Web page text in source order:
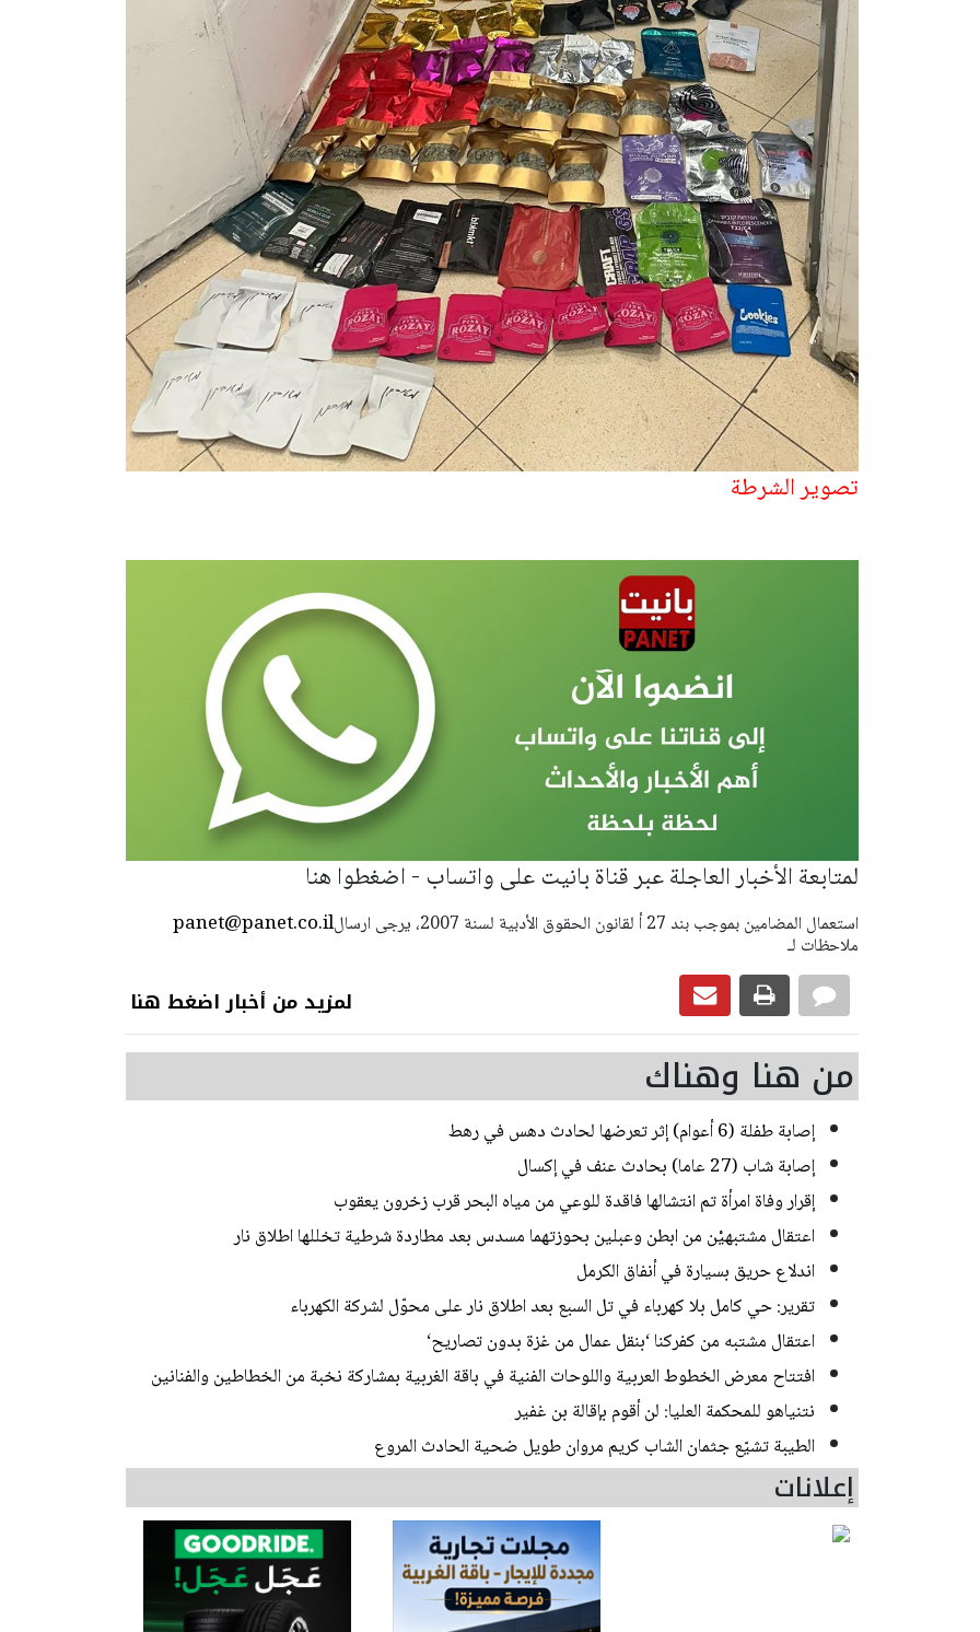
تصوير الشرطة
لمتابعة الأخبار العاجلة عبر قناة بانيت على واتساب - اضغطوا هنا
panet@panet.co.ilاستعمال المضامين بموجب بند 27 أ لقانون الحقوق الأدبية لسنة 2007، يرجى ارسال
ملاحظات لـ
لمزيد من أخبار اضغط هنا
من هنا وهناك
إصابة طفلة (6 أعوام) إثر تعرضها لحادث دهس في رهط
إصابة شاب (27 عاما) بحادث عنف في إكسال
إقرار وفاة امرأة تم انتشالها فاقدة للوعي من مياه البحر قرب زخرون يعقوب
اعتقال مشتبهيْن من ابطن وعبلين بحوزتهما مسدس بعد مطاردة شرطية تخللها اطلاق نار
اندلاع حريق بسيارة في أنفاق الكرمل
تقرير: حي كامل بلا كهرباء في تل السبع بعد اطلاق نار على محوّل لشركة الكهرباء
اعتقال مشتبه من كفركنا ‘بنقل عمال من غزة بدون تصاريح‘
افتتاح معرض الخطوط العربية واللوحات الفنية في باقة الغربية بمشاركة نخبة من الخطاطين والفنانين
نتنياهو للمحكمة العليا: لن أقوم بإقالة بن غفير
الطيبة تشيّع جثمان الشاب كريم مروان طويل ضحية الحادث المروع
إعلانات